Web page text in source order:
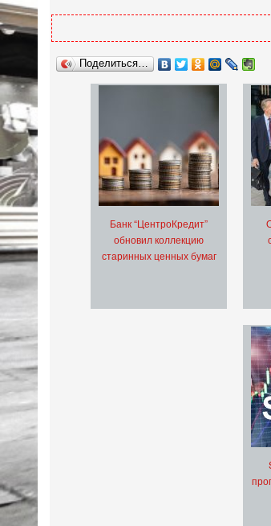
Поделиться…
Банк “ЦентроКредит”
обновил коллекцию
старинных ценных бумаг